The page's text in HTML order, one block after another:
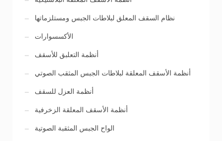
نظام السقف المعلق لبلاطات الجبس ومستلزماتها
الأكسسوارات
أنظمة التعلبق للأسقف
أنظمة الأسقف المعلقة لبلاطات الجبس المثقب الصوتي
أنظمة العزل للسقف
أنظمة الأسقف المعلقة الزخرفية
الواح الجبس المثقبة الصوتية